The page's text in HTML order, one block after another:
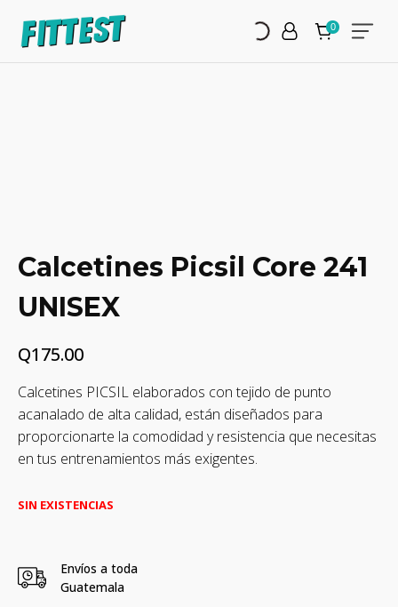
Calcetines Picsil Core 241
UNISEX
Q175.00
Calcetines PICSIL elaborados con tejido de punto
acanalado de alta calidad, están diseñados para
proporcionarte la comodidad y resistencia que necesitas
en tus entrenamientos más exigentes.
SIN EXISTENCIAS
Envíos a toda
Guatemala